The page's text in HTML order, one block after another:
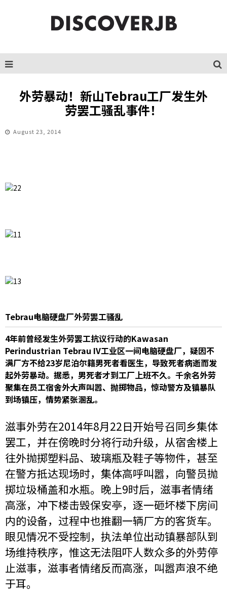
外劳暴动！新山Tebrau工厂发生外
劳罢工骚乱事件！
August 23, 2014
Tebrau电脑硬盘厂外劳罢工骚乱
4年前曾经发生外劳罢工抗议行动的Kawasan
Perindustrian Tebrau IV工业区一间电脑硬盘厂，疑因不
满厂方不给23岁尼泊尔籍男死者看医生，导致死者病逝而发
起外劳暴动。据悉，男死者才到工厂上班不久。千余名外劳
聚集在员工宿舍外大声叫嚣、抛掷物品，惊动警方及镇暴队
到场镇压，情势紧张溷乱。
滋事外劳在2014年8月22日开始号召同乡集体
罢工，并在傍晚时分将行动升级，从宿舍楼上
往外抛掷塑料品、玻璃瓶及鞋子等物件，甚至
在警方抵达现场时，集体高呼叫嚣，向警员抛
掷垃圾桶盖和水瓶。晚上9时后，滋事者情绪
高涨，冲下楼击毁保安亭，逐一砸坏楼下房间
内的设备，过程中也推翻一辆厂方的客货车。
眼见情况不受控制，执法单位出动镇暴部队到
场维持秩序，惟这无法阻吓人数众多的外劳停
止滋事，滋事者情绪反而高涨，叫嚣声浪不绝
于耳。